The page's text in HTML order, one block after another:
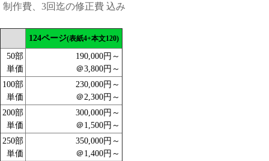
制作費、3回迄の修正費 込み
124ページ(表紙4+本文120)
50部
単価
190,000円～
＠3,800円～
100部
単価
230,000円～
＠2,300円～
200部
単価
300,000円～
＠1,500円～
250部
単価
350,000円～
＠1,400円～